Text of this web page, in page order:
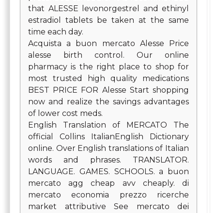
that ALESSE levonorgestrel and ethinyl
estradiol tablets be taken at the same
time each day.
Acquista a buon mercato Alesse Price
alesse birth control. Our online
pharmacy is the right place to shop for
most trusted high quality medications
BEST PRICE FOR Alesse Start shopping
now and realize the savings advantages
of lower cost meds.
English Translation of MERCATO The
official Collins ItalianEnglish Dictionary
online. Over English translations of Italian
words and phrases. TRANSLATOR.
LANGUAGE. GAMES. SCHOOLS. a buon
mercato agg cheap avv cheaply. di
mercato economia prezzo ricerche
market attributive See mercato dei